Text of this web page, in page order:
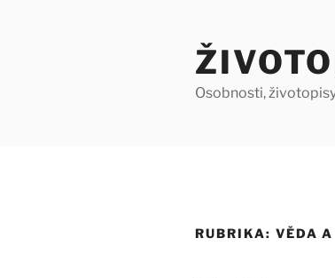
Osobnosti,
RUBRIKA: VĚDA